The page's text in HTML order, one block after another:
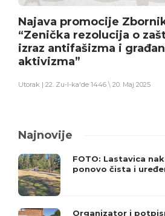
Najava promocije
“Zenička rezolucija o
izraz antifašizma i
aktivizma”
Utorak | 22. Zu-l-ka'de 1446 \ 20. Maj 2025
Najnovije
FOTO: Lastavica
ponovo čista i
Organizator i